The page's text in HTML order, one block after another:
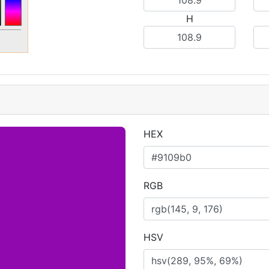
H
HEX
RGB
HSV